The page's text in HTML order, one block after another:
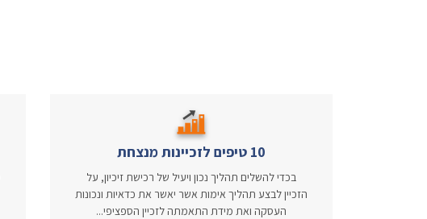
10 טיפים לזכיינות מנצחת
בכדי להשלים תהליך נכון ויעיל של רכישת זיכיון, על
הזכיין לבצע תהליך אימות אשר יאשר את כדאיות ונכונות
העסקה ואת מידת התאמתה לזכיין הספציפי...